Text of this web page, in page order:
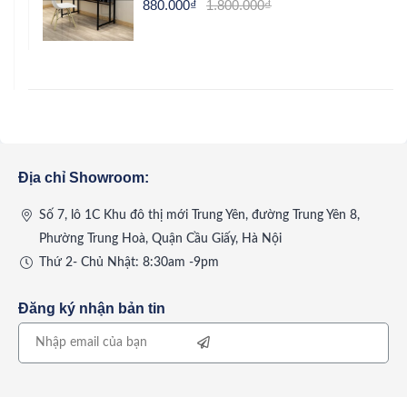
1.800.000₫
880.000₫
Địa chỉ Showroom:
Số 7, lô 1C Khu đô thị mới Trung Yên, đường Trung Yên 8,
Phường Trung Hoà, Quận Cầu Giấy, Hà Nội
Thứ 2- Chủ Nhật: 8:30am -9pm
Đăng ký nhận bản tin